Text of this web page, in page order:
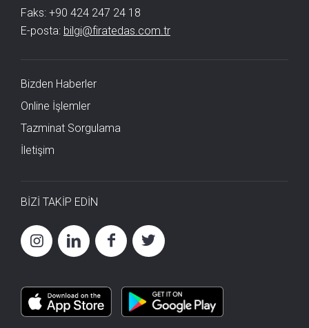
Faks: +90 424 247 24 18
E-posta: bilgi@firatedas.com.tr
Bizden Haberler
Online İşlemler
Tazminat Sorgulama
İletişim
BİZİ TAKİP EDİN